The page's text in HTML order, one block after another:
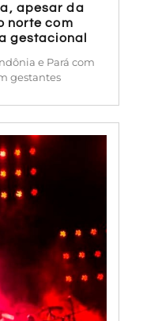
apesar da
norte com
gestacional
e Pará com
gestantes